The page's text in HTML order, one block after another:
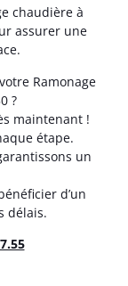
chaudière à
assurer une
Ramonage
?
maintenant !
étape.
un
d’un
délais.